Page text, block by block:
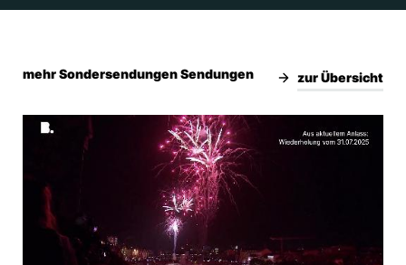
mehr Sondersendungen Sendungen zur Übersicht